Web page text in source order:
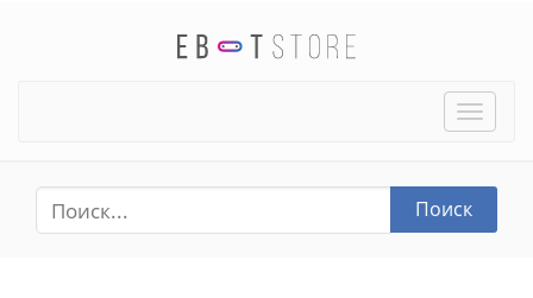
Toggle
Поиск